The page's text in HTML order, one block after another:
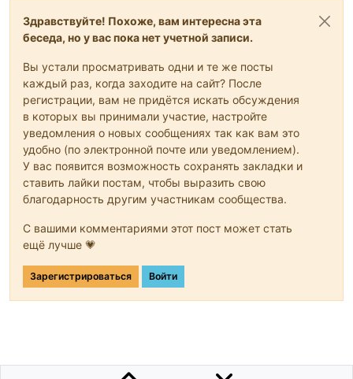
Здравствуйте! Похоже, вам интересна эта
беседа, но у вас пока нет учетной записи.
Вы устали просматривать одни и те же посты
каждый раз, когда заходите на сайт? После
регистрации, вам не придётся искать обсуждения
в которых вы принимали участие, настройте
уведомления о новых сообщениях так как вам это
удобно (по электронной почте или уведомлением).
У вас появится возможность сохранять закладки и
ставить лайки постам, чтобы выразить свою
благодарность другим участникам сообщества.
С вашими комментариями этот пост может стать
ещё лучше 💗
Зарегистрироваться Войти